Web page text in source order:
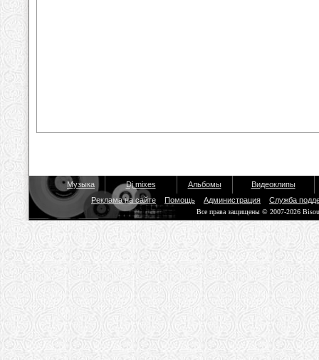
Музыка Dj mixes Альбомы
Видеоклипы
Реклама на сайте
Помощь Администрация Служба
Все права защищены © 2007-2026